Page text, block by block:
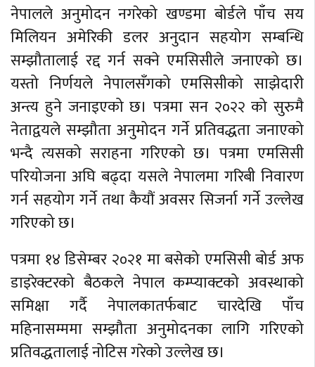
नेपालले अनुमोदन नगरेको खण्डमा बोर्डले पाँच सय
मिलियन अमेरिकी डलर अनुदान सहयोग सम्बन्धि
सम्झौतालाई रद्द गर्न सक्ने एमसिसीले जनाएको छ।
यस्तो निर्णयले नेपालसँगको एमसिसीको साझेदारी
अन्त्य हुने जनाइएको छ। पत्रमा सन २०२२ को सुरुमै
नेताद्वयले सम्झौता अनुमोदन गर्ने प्रतिवद्धता जनाएको
भन्दै त्यसको सराहना गरिएको छ। पत्रमा एमसिसी
परियोजना अघि बढ्दा यसले नेपालमा गरिबी निवारण
गर्न सहयोग गर्ने तथा कैयौं अवसर सिजर्ना गर्ने उल्लेख
गरिएको छ।
पत्रमा १४ डिसेम्बर २०२१ मा बसेको एमसिसी बोर्ड अफ
डाइरेक्टरको बैठकले नेपाल कम्प्याक्टको अवस्थाको
समिक्षा गर्दै नेपालकातर्फबाट चारदेखि पाँच
महिनासम्ममा सम्झौता अनुमोदनका लागि गरिएको
प्रतिवद्धतालाई नोटिस गरेको उल्लेख छ।